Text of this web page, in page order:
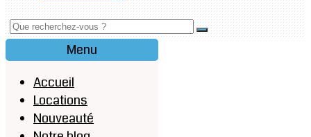
Menu
Accueil
Locations
Nouveauté